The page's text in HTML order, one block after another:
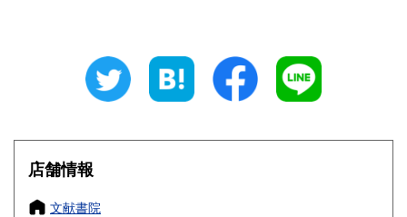
200円 三重県
大阪府
奈良県
店舗情報
文献書院